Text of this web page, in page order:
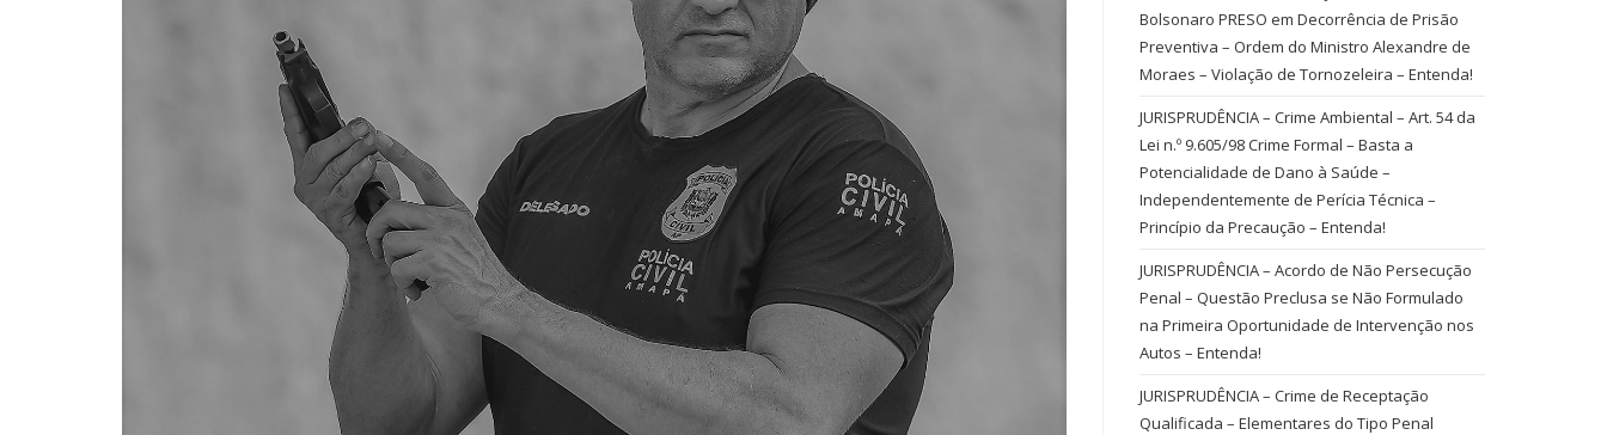
Bolsonaro PRESO em Decorrência de Prisão
Preventiva – Ordem do Ministro Alexandre de
Moraes – Violação de Tornozeleira – Entenda!
JURISPRUDÊNCIA – Crime Ambiental – Art. 54 da
Lei n.º 9.605/98 Crime Formal – Basta a
Potencialidade de Dano à Saúde –
Independentemente de Perícia Técnica –
Princípio da Precaução – Entenda!
JURISPRUDÊNCIA – Acordo de Não Persecução
Penal – Questão Preclusa se Não Formulado
na Primeira Oportunidade de Intervenção nos
Autos – Entenda!
JURISPRUDÊNCIA – Crime de Receptação
Qualificada – Elementares do Tipo Penal